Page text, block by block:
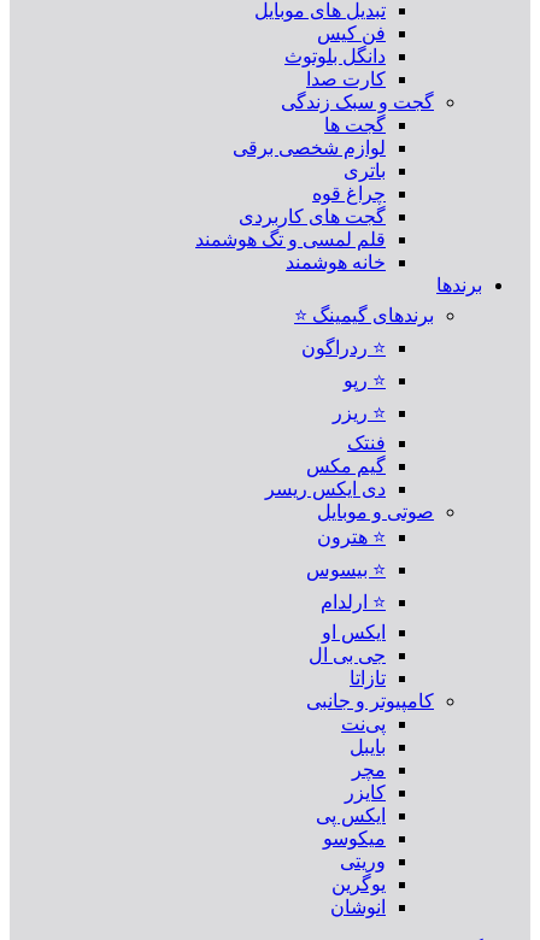
تبدیل های موبایل
فن کیس
دانگل بلوتوث
کارت صدا
گجت و سبک زندگی
گجت ها
لوازم شخصی برقی
باتری
چراغ قوه
گجت های کاربردی
قلم لمسی و تگ هوشمند
خانه هوشمند
برندها
برندهای گیمینگ ⭐
⭐ ردراگون
⭐ رپو
⭐ ریزر
فنتک
گیم مکس
دی ایکس ریسر
صوتی و موبایل
⭐ هترون
⭐ بیسوس
⭐ ارلدام
ایکس او
جی بی ال
تازاتا
کامپیوتر و جانبی
پی‌نت
بایبل
مچر
کایزر
ایکس پی
میکوسو
وریتی
یوگرین
انوشان